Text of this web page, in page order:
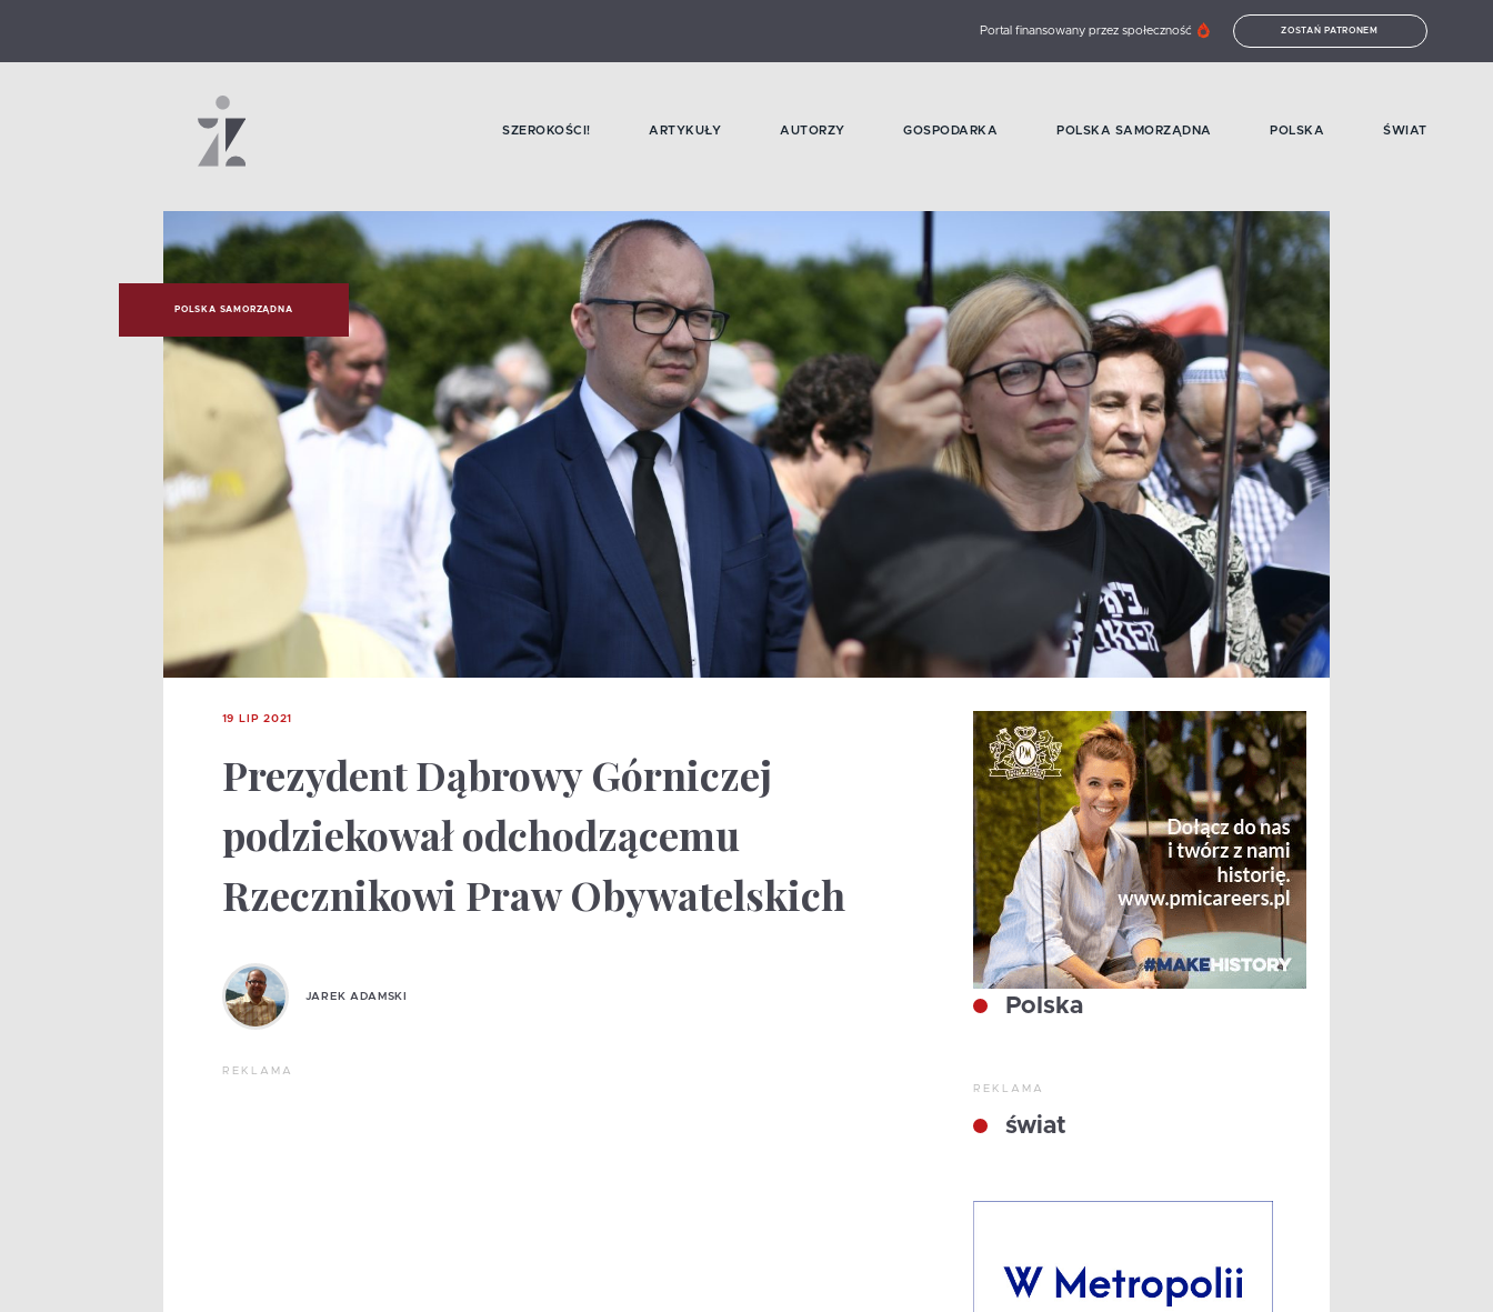
Portal finansowany przez społeczność ZOSTAŃ PATRONEM
SZEROKOŚCI! ARTYKUŁY AUTORZY GOSPODARKA POLSKA SAMORZĄDNA POLSKA ŚWIAT
POLSKA SAMORZĄDNA
19 LIP 2021
Prezydent Dąbrowy Górniczej
podziekował odchodzącemu
Rzecznikowi Praw Obywatelskich
JAREK ADAMSKI
REKLAMA
Polska
REKLAMA
świat